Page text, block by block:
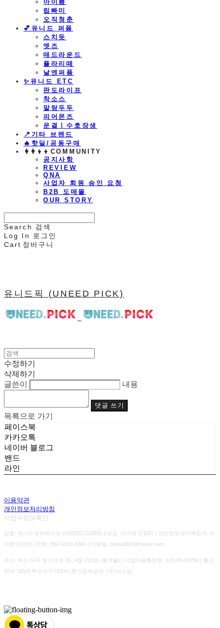
아이쁨
립빠미
오직청춘
💕유니드 퍼퓸
스치듯
엣즈
매드라운드
플라리떼
날엔퍼퓸
​✨유니드 ETC
판도라이프
착소스
말랑두두
피어몬즈
운결ㅣ수호장생
📍기타 브랜드
🔥핫딜/공동구매
👩‍👩‍👦‍👦COMMUNITY
공지사항
REVIEW
QNA
사업자 회원 승인 요청
B2B 도매몰
OUR STORY
Search
검색
Log In
로그인
Cart 장바구니
유니드픽 (UNEED PICK)
수정하기
삭제하기
글쓴이
내용
댓글 쓰기
목록으로 가기
페이스북
카카오톡
네이버 블로그
밴드
라인
이용약관
개인정보처리방침
사업자정보확인
상호: 유니드코퍼레이션 (UNEED.CORP) | 대표: 이여명 (CEO) | 개인정보관리책임자: 이
여명 (CEO) | 전화: 050-5300-5381 | 이메일: duaud203@naver.com
주소: 부산 서구 보수대로 15, A동 213호 (봄겨울) | 사업자등록번호: 603-09-50296 | 통신
판매: 2014-부산서구-0014 | 호스팅제공자: (주)식스샵